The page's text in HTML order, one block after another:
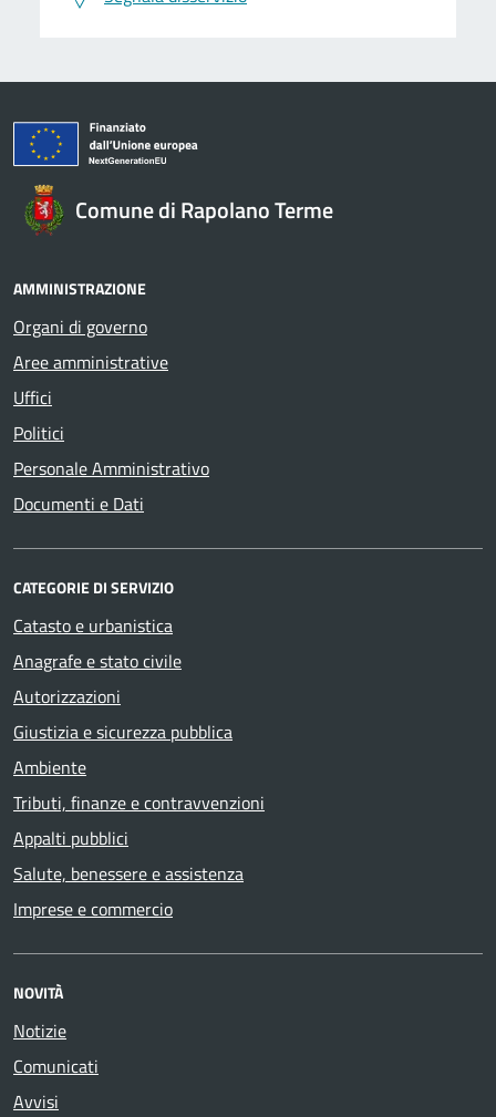
Comune di Rapolano Terme
AMMINISTRAZIONE
Organi di governo
Aree amministrative
Uffici
Politici
Personale Amministrativo
Documenti e Dati
CATEGORIE DI SERVIZIO
Catasto e urbanistica
Anagrafe e stato civile
Autorizzazioni
Giustizia e sicurezza pubblica
Ambiente
Tributi, finanze e contravvenzioni
Appalti pubblici
Salute, benessere e assistenza
Imprese e commercio
NOVITÀ
Notizie
Comunicati
Avvisi